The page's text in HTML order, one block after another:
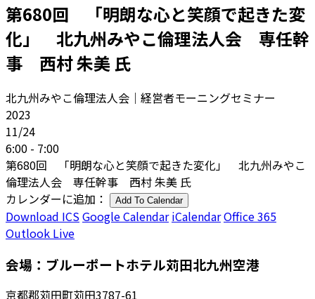
第680回 「明朗な心と笑顔で起きた変
化」 北九州みやこ倫理法人会 専任幹
事 西村 朱美 氏
北九州みやこ倫理法人会｜経営者モーニングセミナー
2023
11/24
6:00 - 7:00
第680回 「明朗な心と笑顔で起きた変化」 北九州みやこ
倫理法人会 専任幹事 西村 朱美 氏
カレンダーに追加：
Add To Calendar
Download ICSGoogle Calendar iCalendarOffice 365
Outlook Live
会場：ブルーポートホテル苅田北九州空港
京都郡苅田町苅田3787-61